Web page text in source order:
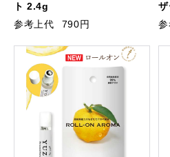
ト 2.4g
参考上代
790円